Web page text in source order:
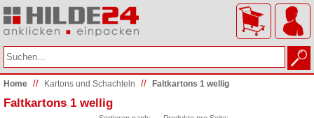
Home // Kartons und Schachteln // Faltkartons 1 wellig
Faltkartons 1 wellig